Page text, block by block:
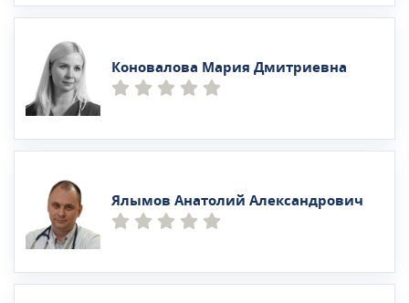
Коновалова Мария Дмитриевна
Ялымов Анатолий Александрович